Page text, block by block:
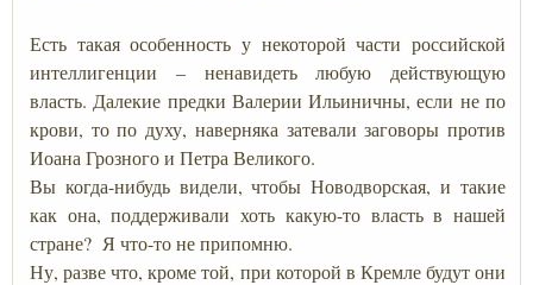
Есть такая особенность у некоторой части российской
интеллигенции – ненавидеть любую действующую
власть. Далекие предки Валерии Ильиничны, если не по
крови, то по духу, наверняка затевали заговоры против
Иоана Грозного и Петра Великого.
Вы когда-нибудь видели, чтобы Новодворская, и такие
как она, поддерживали хоть какую-то власть в нашей
стране? Я что-то не припомню.
Ну, разве что, кроме той, при которой в Кремле будут они